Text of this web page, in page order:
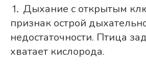
⒈ Дыхание с открытым
признак острой
недостаточности. Птица
хватает кислорода.